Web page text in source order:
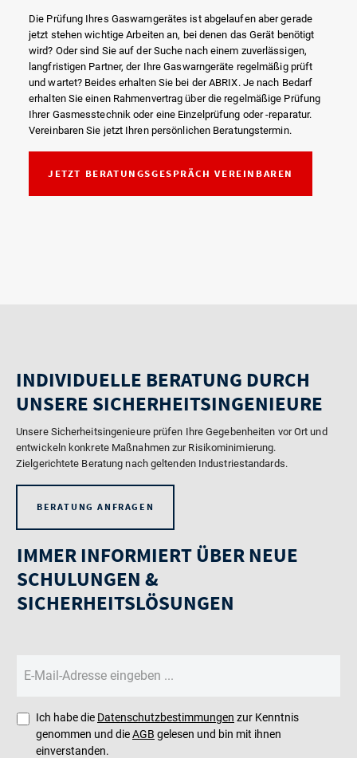
Die Prüfung Ihres Gaswarngerätes ist abgelaufen aber gerade
jetzt stehen wichtige Arbeiten an, bei denen das Gerät benötigt
wird? Oder sind Sie auf der Suche nach einem zuverlässigen,
langfristigen Partner, der Ihre Gaswarngeräte regelmäßig prüft
und wartet? Beides erhalten Sie bei der ABRIX. Je nach Bedarf
erhalten Sie einen Rahmenvertrag über die regelmäßige Prüfung
Ihrer Gasmesstechnik oder eine Einzelprüfung oder -reparatur.
Vereinbaren Sie jetzt Ihren persönlichen Beratungstermin.
JETZT BERATUNGSGESPRÄCH VEREINBAREN
INDIVIDUELLE BERATUNG DURCH
UNSERE SICHERHEITSINGENIEURE
Unsere Sicherheitsingenieure prüfen Ihre Gegebenheiten vor Ort und
entwickeln konkrete Maßnahmen zur Risikominimierung.
Zielgerichtete Beratung nach geltenden Industriestandards.
BERATUNG ANFRAGEN
IMMER INFORMIERT ÜBER NEUE
SCHULUNGEN &
SICHERHEITSLÖSUNGEN
Ich habe die Datenschutzbestimmungen zur Kenntnis
genommen und dieAGB gelesen und bin mit ihnen
einverstanden.